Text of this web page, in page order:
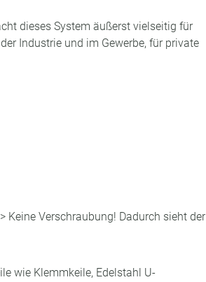
dieses System äußerst vielseitig für
Industrie und im Gewerbe, für private
Keine Verschraubung! Dadurch sieht der
wie Klemmkeile, Edelstahl U-